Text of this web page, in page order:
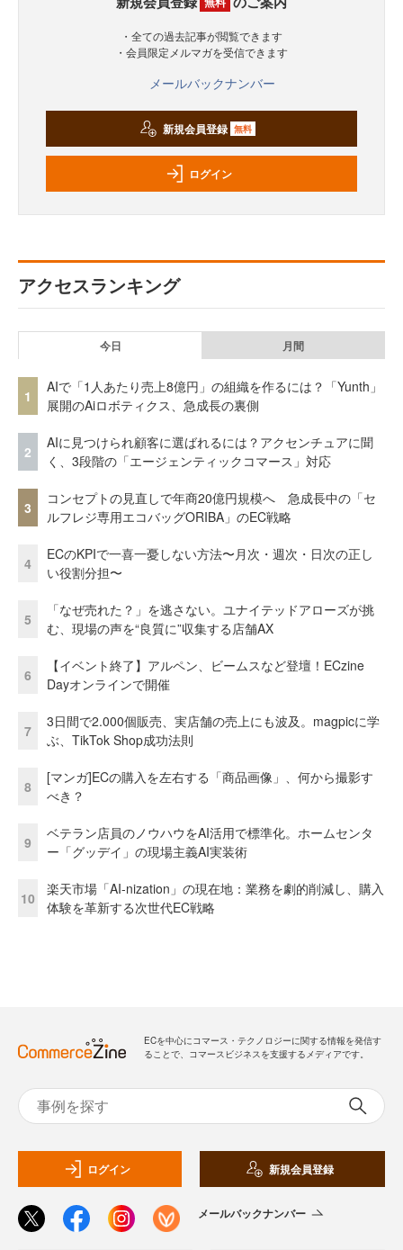
・全ての過去記事が閲覧できます
・会員限定メルマガを受信できます
メールバックナンバー
新規会員登録 無料
ログイン
アクセスランキング
今日 月間
1
AIで「1人あたり売上8億円」の組織を作るには？「Yunth」
展開のAiロボティクス、急成長の裏側
2
AIに見つけられ顧客に選ばれるには？アクセンチュアに聞
く、3段階の「エージェンティックコマース」対応
3
コンセプトの見直しで年商20億円規模へ 急成長中の「セ
ルフレジ専用エコバッグORIBA」のEC戦略
4
ECのKPIで一喜一憂しない方法〜月次・週次・日次の正し
い役割分担〜
5
「なぜ売れた？」を逃さない。ユナイテッドアローズが挑
む、現場の声を“良質に”収集する店舗AX
6
【イベント終了】アルペン、ビームスなど登壇！ECzine
Dayオンラインで開催
7
3日間で2.000個販売、実店舗の売上にも波及。magpicに学
ぶ、TikTok Shop成功法則
8
[マンガ]ECの購入を左右する「商品画像」、何から撮影す
べき？
9
ベテラン店員のノウハウをAI活用で標準化。ホームセンタ
ー「グッデイ」の現場主義AI実装術
10
楽天市場「AI-nization」の現在地：業務を劇的削減し、購入
体験を革新する次世代EC戦略
ECを中心にコマース・テクノロジーに関する情報を発信す
ることで、コマースビジネスを支援するメディアです。
ログイン 新規会員登録
メールバックナンバー